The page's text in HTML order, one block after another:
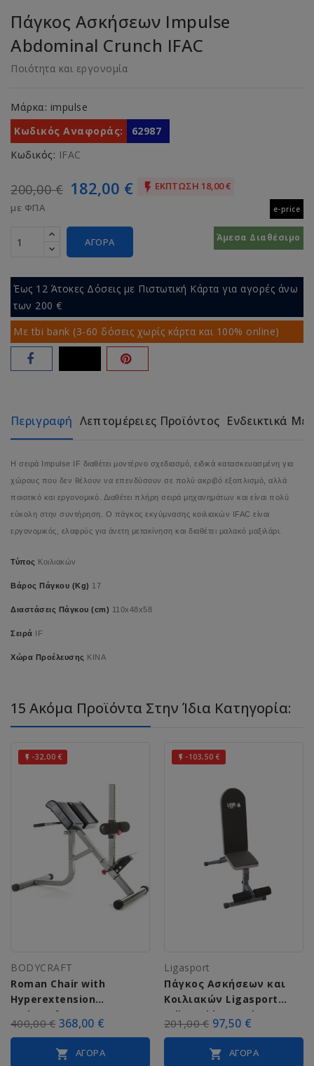
Πάγκος Ασκήσεων Impulse
Abdominal Crunch IFAC
Ποιότητα και εργονομία
Μάρκα: impulse
Κωδικός Αναφοράς:
62987
Κωδικός: IFAC
200,00 € 182,00 €  ΈΚΠΤΩΣΗ 18,00 €
με ΦΠΑ
e-price
Άμεσα Διαθέσιμο
ΑΓΟΡΆ
Έως 12 Άτοκες Δόσεις με Πιστωτική Κάρτα για αγορές άνω
των 200 €
Με tbi bank (3-60 δόσεις χωρίς κάρτα και 100% online)
Περιγραφή Λεπτομέρειες Προϊόντος Ενδεικτικά
Η σειρά Impulse IF διαθέτει μοντέρνο σχεδιασμό, ειδικά κατασκευασμένη για
χώρους που δεν θέλουν να επενδύσουν σε πολύ ακριβό εξοπλισμό, αλλά
ποιοτικό και εργονομικό. Διαθέτει πλήρη σειρά μηχανημάτων και είναι πολύ
εύκολη στην συντήρηση. Ο πάγκος εκγύμνασης κοιλιακών IFAC είναι
εργονομικός, ελαφρύς για άνετη μετακίνηση και διαθέτει μαλακό μαξιλάρι.
Τύπος Κοιλιακών
Βάρος Πάγκου (Kg) 17
Διαστάσεις Πάγκου (cm) 110x48x58
Σειρά IF
Χώρα Προέλευσης ΚΙΝΑ
15 Ακόμα Προϊόντα Στην Ίδια Κατηγορία:
 -32,00 €
BODYCRAFT
Roman Chair with
Hyperextension
Bodycraft 44716
400,00 € 368,00 €
 ΑΓΟΡΆ
 -103,50 €
Ligasport
Πάγκος Ασκήσεων και
Κοιλιακών Ligasport
Adjustable Bench
201,00 € 97,50 €
 ΑΓΟΡΆ